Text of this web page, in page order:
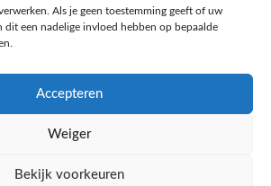
Als je geen toestemming geeft of uw
dit een nadelige invloed hebben op bepaalde
Accepteren
Weiger
Bekijk voorkeuren
blogs over het keto-dieet, en deel jouw
onze bruisende online gemeenschap!
Ketomaaltijd.nl 2025